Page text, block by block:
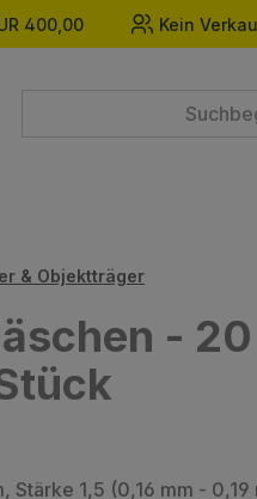
400,00 Kein
& Objektträger
-